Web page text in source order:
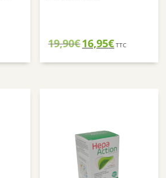
19,90€Le
prix
initial
16,95€Le
prix
actuel
TTC